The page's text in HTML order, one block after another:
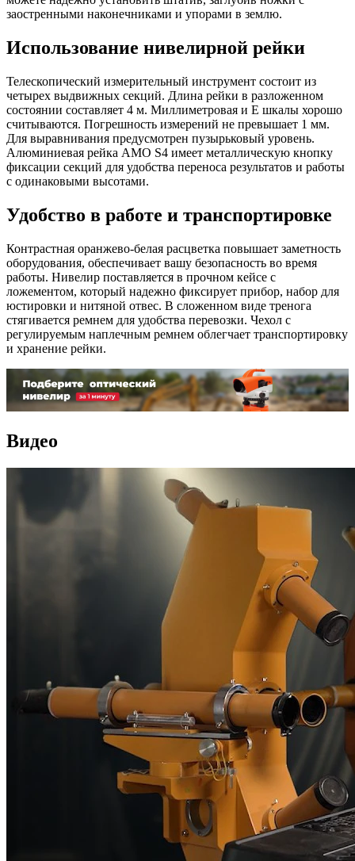
заостренными наконечниками и упорами в землю.
Использование нивелирной рейки
Телескопический измерительный инструмент состоит из
четырех выдвижных секций. Длина рейки в разложенном
состоянии составляет 4 м. Миллиметровая и Е шкалы хорошо
считываются. Погрешность измерений не превышает 1 мм.
Для выравнивания предусмотрен пузырьковый уровень.
Алюминиевая рейка АМO S4 имеет металлическую кнопку
фиксации секций для удобства переноса результатов и работы
с одинаковыми высотами.
Удобство в работе и транспортировке
Контрастная оранжево-белая расцветка повышает заметность
оборудования, обеспечивает вашу безопасность во время
работы. Нивелир поставляется в прочном кейсе с
ложементом, который надежно фиксирует прибор, набор для
юстировки и нитяной отвес. В сложенном виде тренога
стягивается ремнем для удобства перевозки. Чехол с
регулируемым наплечным ремнем облегчает транспортировку
и хранение рейки.
Видео